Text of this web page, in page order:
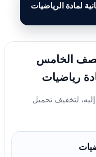
لمادة الرياضيات
الخامس
رياضيات
لتخفيف تحميل